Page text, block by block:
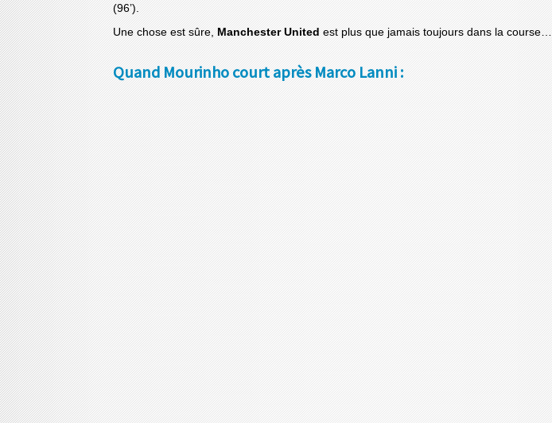
(96’).
Une chose est sûre, Manchester United est plus que jamais toujours dans la course…
Quand Mourinho court après Marco Lanni :